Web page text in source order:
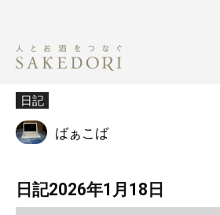
日記
ばぁこば
日記2026年1月18日